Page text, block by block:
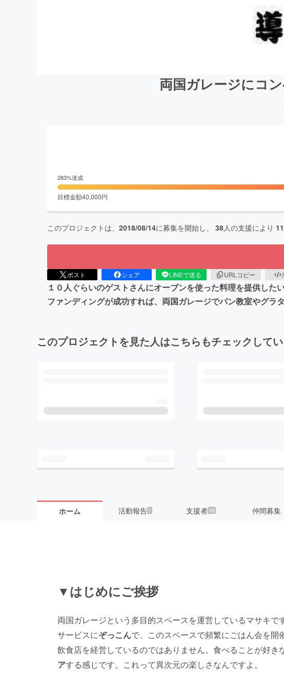
両国ガレージにコ
283%達成
目標金額40,000円
このプロジェクトは、 2018/08/14に募集を開始し、 38人の支援により
ポスト シェア LINEで送る URLコピー
１０人ぐらいのゲストさんにオーブンを使った料理を提供し
ファンディングが成功すれば、両国ガレージでパン教室やグラ
このプロジェクトを見た人はこちらもチェックして
ホーム 活動報告7 支援者38 仲間募集
▼はじめにご挨拶
両国ガレージという多目的スペースを運営しているマサキで
サービスにぞっこんで、このスペースで頻繁にごはん会を開
飲食店を経営しているのではありません。食べることが好き
アする感じです。これって異次元の楽しさなんですよ。